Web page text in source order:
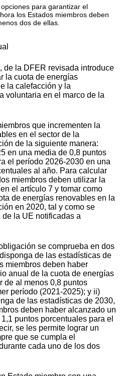
para garantizar el
los Estados miembros deben
dos de ellas.
de la DFER revisada introduce
la cuota de energías
la calefacción y la
voluntaria en el marco de la
que incrementen la
en el sector de la
de la siguiente manera:
en una media de 0,8 puntos
el período 2026-2030 en una
al año. Para calcular
miembros deben utilizar la
el artículo 7 y tomar como
de energías renovables en la
en 2020, tal y como se
la UE notificadas a
se comprueba en dos
de las estadísticas de
miembros deben haber
anual de la cuota de energías
de al menos 0,8 puntos
período (2021-2025); y ii)
de las estadísticas de 2030,
deben haber alcanzado un
puntos porcentuales para el
se les permite lograr un
que se cumpla el
cada uno de los dos